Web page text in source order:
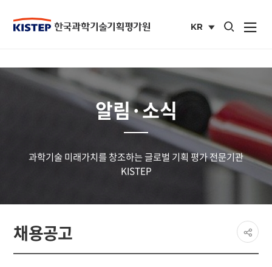
KR
통합검색 열기
사이트맵
알림·소식
과학기술 미래가치를 창조하는 글로벌 기획 평가 전문기관
KISTEP
채용공고
페이지
공유
share